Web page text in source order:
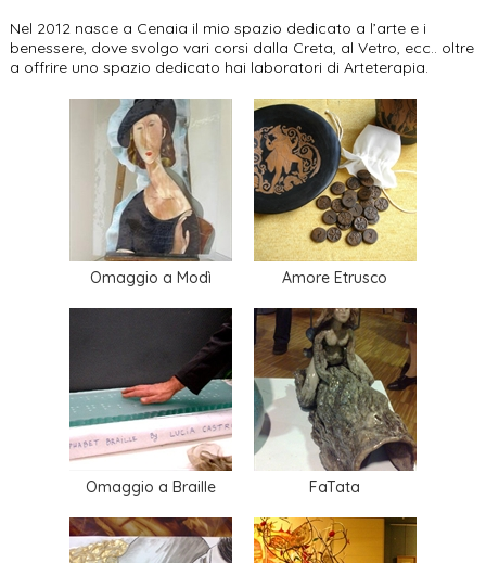
Nel 2012 nasce a Cenaia il mio spazio dedicato a l’arte e i
benessere, dove svolgo vari corsi dalla Creta, al Vetro, ecc.. oltre
a offrire uno spazio dedicato hai laboratori di Arteterapia.
Omaggio a Modì Amore Etrusco
Omaggio a Braille FaTata